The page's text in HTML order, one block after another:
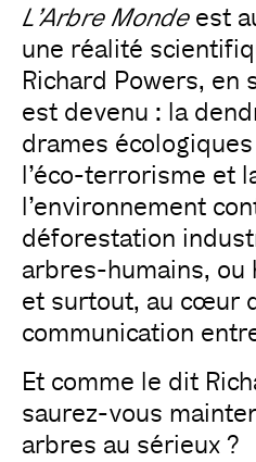
L’Arbre Monde est
une réalité
Richard Powers, en
est devenu : la
drames
l’éco-terrorisme et
l’environnement
déforestation
arbres-humains, ou
et surtout, au cœur
communication
Et comme le dit
saurez-vous
arbres au sérieux ?